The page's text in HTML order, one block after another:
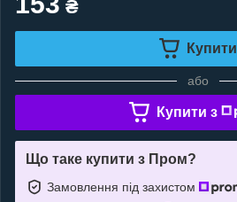
₴
Купити
або
Купити з
Що таке купити з Пром?
Замовлення під захистом